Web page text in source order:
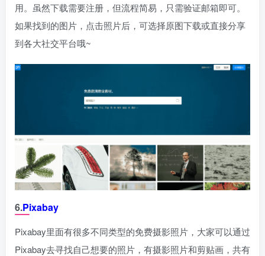
用。虽然下载需要注册，但流程简易，只需验证邮箱即可。
如果找到的图片，点击照片后，可选择原图下载或直接分享
到各大社交平台哦~
6.Pixabay
Pixabay里面有很多不同类型的免费摄影照片，大家可以通过
Pixabay去寻找自己想要的照片，有摄影照片和剪贴画，共有